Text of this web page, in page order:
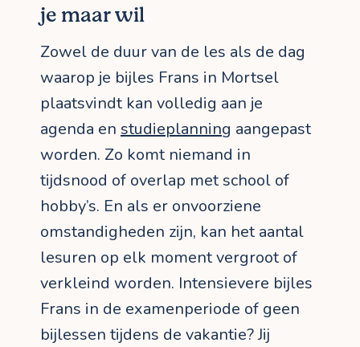
je maar wil
Zowel de duur van de les als de dag
waarop je bijles Frans in Mortsel
plaatsvindt kan volledig aan je
agenda en studieplanning aangepast
worden. Zo komt niemand in
tijdsnood of overlap met school of
hobby’s. En als er onvoorziene
omstandigheden zijn, kan het aantal
lesuren op elk moment vergroot of
verkleind worden. Intensievere bijles
Frans in de examenperiode of geen
bijlessen tijdens de vakantie? Jij